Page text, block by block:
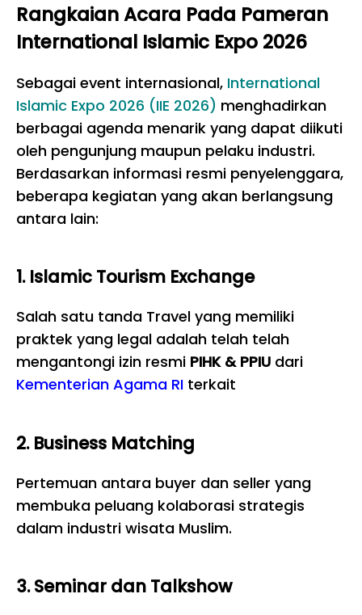
Rangkaian Acara Pada Pameran
International Islamic Expo 2026
Sebagai event internasional, International
Islamic Expo 2026 (IIE 2026) menghadirkan
berbagai agenda menarik yang dapat diikuti
oleh pengunjung maupun pelaku industri.
Berdasarkan informasi resmi penyelenggara,
beberapa kegiatan yang akan berlangsung
antara lain:
1. Islamic Tourism Exchange
Salah satu tanda Travel yang memiliki
praktek yang legal adalah telah telah
mengantongi izin resmi PIHK & PPIU dari
Kementerian Agama RI terkait
2. Business Matching
Pertemuan antara buyer dan seller yang
membuka peluang kolaborasi strategis
dalam industri wisata Muslim.
3. Seminar dan Talkshow